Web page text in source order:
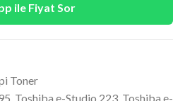
ile Fiyat Sor
Toner
, Toshiba e-Studio 223, Toshiba e-